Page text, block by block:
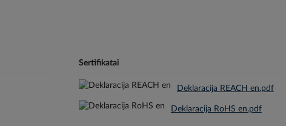
Sertifikatai
Deklaracija REACH en.pdf
Deklaracija RoHS en.pdf